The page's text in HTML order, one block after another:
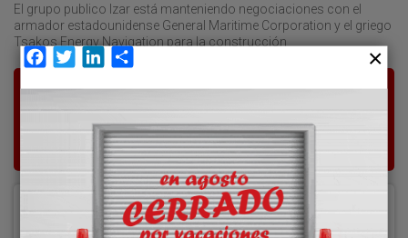
El grupo publico Izar está manteniendo negociaciones con el
armador estadounidense General Maritime Corporation y el griego
Tsakos Energy Navigation para la construcción
suscrito a Transporte XXI, el periódico
del transporte y la logística en España.
Facebook
TwitterLinkedIn